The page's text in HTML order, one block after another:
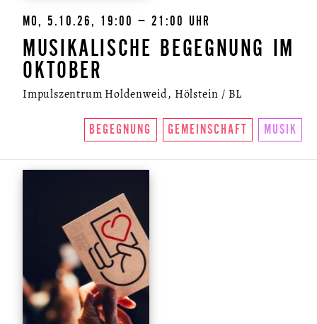
MO, 5.10.26, 19:00 – 21:00 UHR
MUSIKALISCHE BEGEGNUNG IM
OKTOBER
Impulszentrum Holdenweid, Hölstein / BL
BEGEGNUNG GEMEINSCHAFT MUSIK